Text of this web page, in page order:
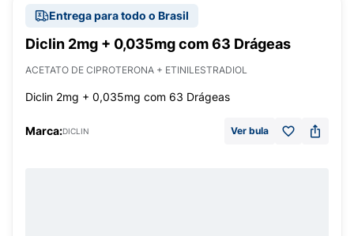
Entrega para todo o Brasil
Diclin 2mg + 0,035mg com 63 Drágeas
ACETATO DE CIPROTERONA + ETINILESTRADIOL
Diclin 2mg + 0,035mg com 63 Drágeas
Marca:DICLIN Ver bula